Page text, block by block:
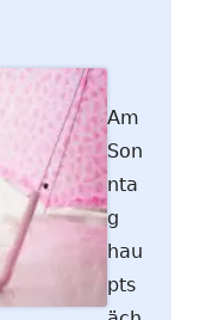
Am
Son
nta
g
hau
pts